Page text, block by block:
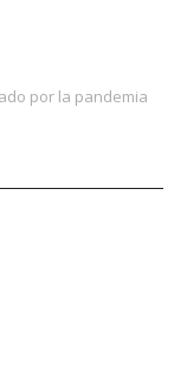
por la pandemia